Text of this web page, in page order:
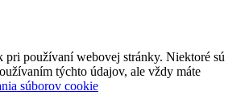
pri používaní webovej stránky. Niektoré sú
týchto údajov, ale vždy máte
súborov cookie